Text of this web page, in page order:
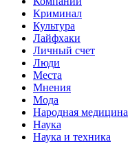
Криминал
Культура
Лайфхаки
Личный счет
Люди
Места
Мнения
Мода
Народная медицина
Наука
Наука и техника